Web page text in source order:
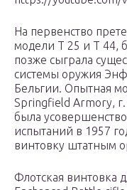
На первенство
модели Т 25 и Т 44,
позже сыграла
системы оружия
Бельгии. Опытная
Springfield Armory,
была
испытаний в 1957
винтовку штатным
Флотская винтовка